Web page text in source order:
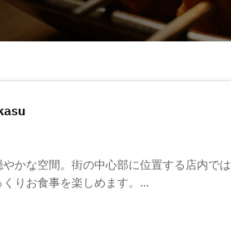
かな空間。街の中心部に位置する店内では
りお食事を楽しめます。
望を叶えるメニューが揃っております。水